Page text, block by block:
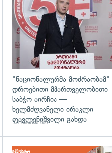
"ნაციონალურმა მოძრაობამ"
დროებითი მმართველობითი
საბჭო აირჩია —
ხელმძღვანელი ირაკლი
ფავლენიშვილი გახდა
14 საათის წინ